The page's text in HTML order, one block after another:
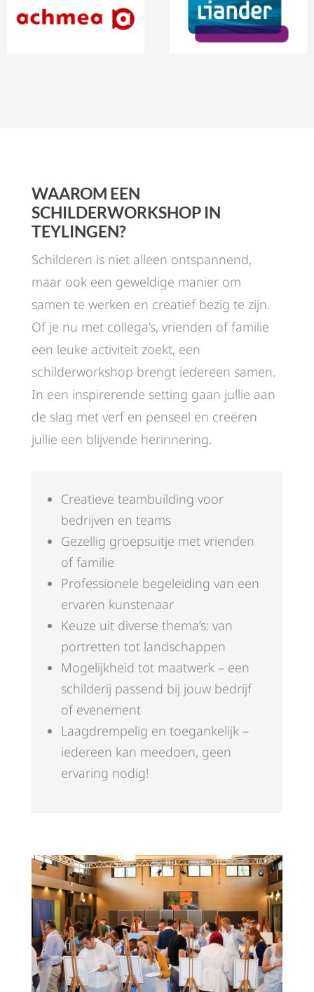
WAAROM EEN
SCHILDERWORKSHOP IN
TEYLINGEN?
Schilderen is niet alleen ontspannend,
maar ook een geweldige manier om
samen te werken en creatief bezig te zijn.
Of je nu met collega’s, vrienden of familie
een leuke activiteit zoekt, een
schilderworkshop brengt iedereen samen.
In een inspirerende setting gaan jullie aan
de slag met verf en penseel en creëren
jullie een blijvende herinnering.
Creatieve teambuilding voor
bedrijven en teams
Gezellig groepsuitje met vrienden
of familie
Professionele begeleiding van een
ervaren kunstenaar
Keuze uit diverse thema’s: van
portretten tot landschappen
Mogelijkheid tot maatwerk – een
schilderij passend bij jouw bedrijf
of evenement
Laagdrempelig en toegankelijk –
iedereen kan meedoen, geen
ervaring nodig!